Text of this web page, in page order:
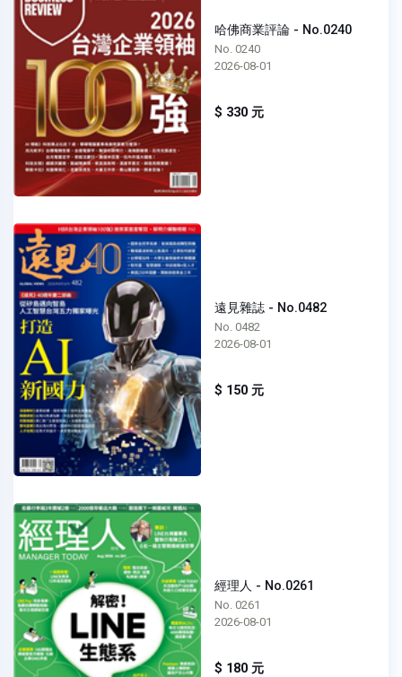
哈佛商業評論 - No.0240
No. 0240
2026-08-01
$ 330 元
遠見雜誌 - No.0482
No. 0482
2026-08-01
$ 150 元
經理人 - No.0261
No. 0261
2026-08-01
$ 180 元